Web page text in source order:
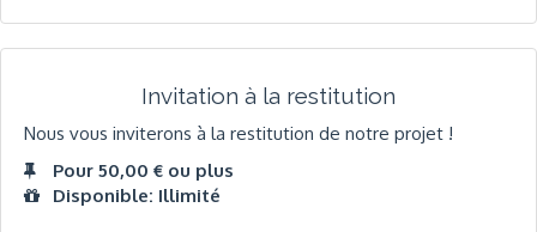
Invitation à la restitution
Nous vous inviterons à la restitution de notre projet !
Pour 50,00 € ou plus
Disponible: Illimité